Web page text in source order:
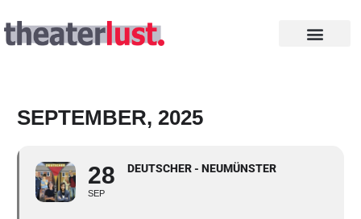
Inhalt
springen
SEPTEMBER, 2025
28
SEP
DEUTSCHER - NEUMÜNSTER